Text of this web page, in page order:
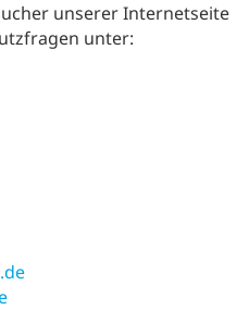
unserer Internetseite
unter: